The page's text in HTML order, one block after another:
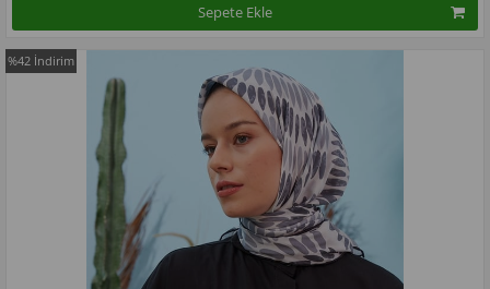
Sepete Ekle
%42 İndirim